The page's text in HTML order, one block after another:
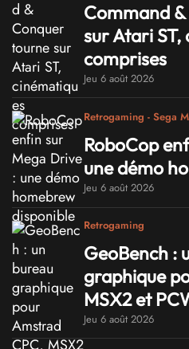
Command
sur Atari ST,
comprises
Jeu 6 août 2026
Retrogaming - Sega
RoboCop
une démo
Jeu 6 août 2026
Retrogaming
GeoBench :
graphique
MSX2 et
Jeu 6 août 2026